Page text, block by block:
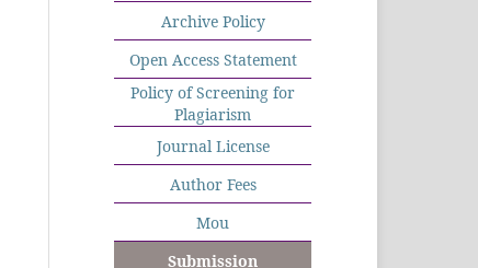
Archive Policy
Open Access Statement
Policy of Screening for
Plagiarism
Journal License
Author Fees
Mou
Submission